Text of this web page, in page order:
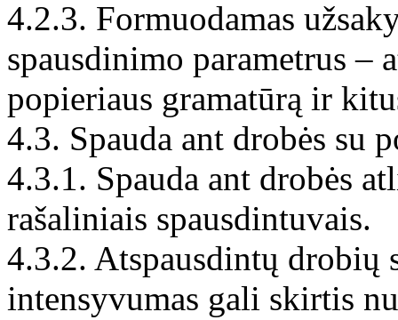
4.2.3. Formuodamas
spausdinimo parametrus –
popieriaus gramatūrą ir
4.3. Spauda ant drobės su
4.3.1. Spauda ant drobės
rašaliniais spausdintuvais.
4.3.2. Atspausdintų drobių
intensyvumas gali skirtis